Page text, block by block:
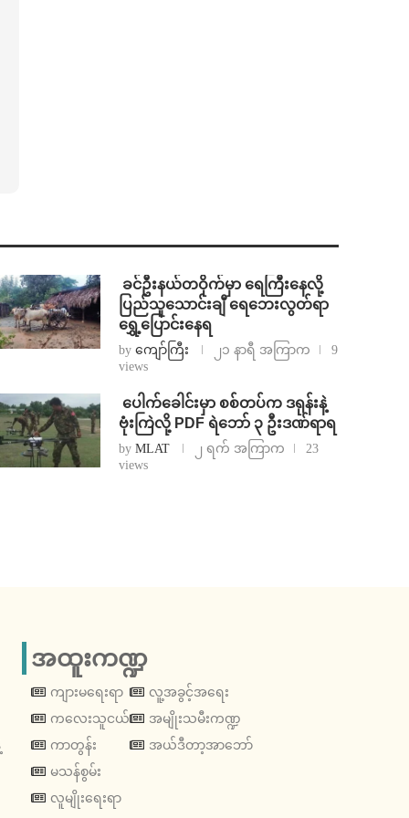
⁩ ⁨ခင်ဦးနယ်တဝိုက်မှာ ရေကြီးနေလို့
ပြည်သူသောင်းချီ ရေဘေးလွတ်ရာ
ရွှေ့ပြောင်းနေရ
byကျော်ကြီး ၂၁ နာရီ အကြာက
9
views
⁩ ⁨ပေါက်ခေါင်းမှာ စစ်တပ်က ဒရုန်းနဲ့
ဗုံးကြဲလို့ PDF ရဲဘော် ၃ ဦးဒဏ်ရာရ
byMLAT ၂ ရက် အကြာက
23
views
အထူးကဏ္ဍ
ကျားမရေးရာ
ကလေးသူငယ်
ကာတွန်း
မသန်စွမ်း
လူမျိုးရေးရာ
လူ့အခွင့်အရေး
အမျိုးသမီးကဏ္ဍ
အယ်ဒီတာ့အာဘော်